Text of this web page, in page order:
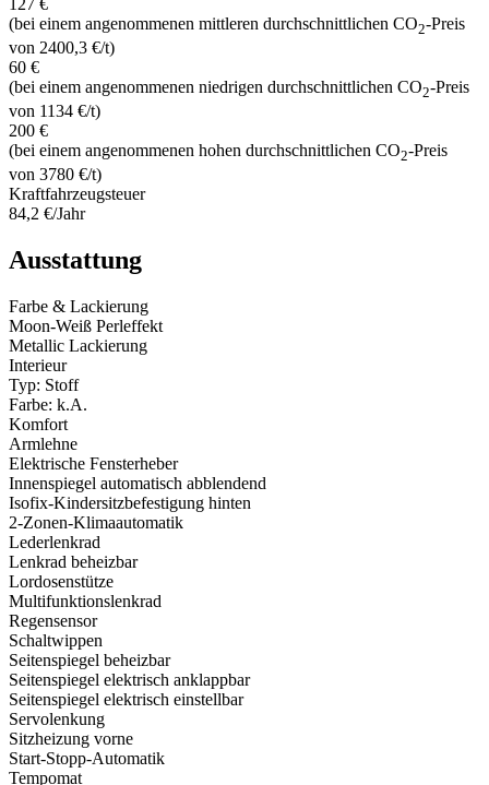
(bei einem angenommenen mittleren durchschnittlichen CO2-Preis
von 2400,3 €/t)
60 €
(bei einem angenommenen niedrigen durchschnittlichen CO2-Preis
von 1134 €/t)
200 €
(bei einem angenommenen hohen durchschnittlichen CO2-Preis
von 3780 €/t)
Kraftfahrzeugsteuer
84,2 €/Jahr
Ausstattung
Farbe & Lackierung
Moon-Weiß Perleffekt
Metallic Lackierung
Interieur
Typ: Stoff
Farbe: k.A.
Komfort
Armlehne
Elektrische Fensterheber
Innenspiegel automatisch abblendend
Isofix-Kindersitzbefestigung hinten
2-Zonen-Klimaautomatik
Lederlenkrad
Lenkrad beheizbar
Lordosenstütze
Multifunktionslenkrad
Regensensor
Schaltwippen
Seitenspiegel beheizbar
Seitenspiegel elektrisch anklappbar
Seitenspiegel elektrisch einstellbar
Servolenkung
Sitzheizung vorne
Start-Stopp-Automatik
Tempomat